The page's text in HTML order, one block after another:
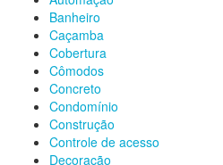
Banheiro
Caçamba
Cobertura
Cômodos
Concreto
Condomínio
Construção
Controle de acesso
Decoração